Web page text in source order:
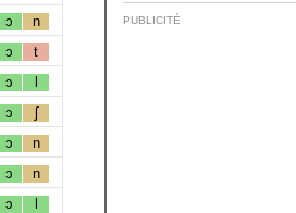
ɔ n
ɔ t
ɔ l
ɔ ʃ
ɔ n
ɔ n
ɔ l
PUBLICITÉ